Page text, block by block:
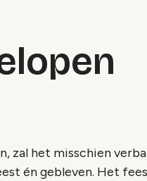
zal het misschien
én gebleven. Het